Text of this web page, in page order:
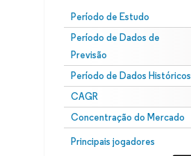
Período de Estudo
Período de Dados de
Previsão
Período de Dados Históricos
CAGR
Concentração do Mercado
Principais jogadores